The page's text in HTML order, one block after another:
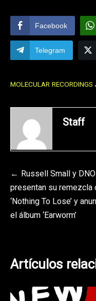
Facebook
Telegram
MOLECULAR RECORDINGS
Staff
Navegación
de
entradas
Russell Small y
presentan su remezcla
‘Nothing To Lose’ y
el álbum ‘Earworm’
Artículos